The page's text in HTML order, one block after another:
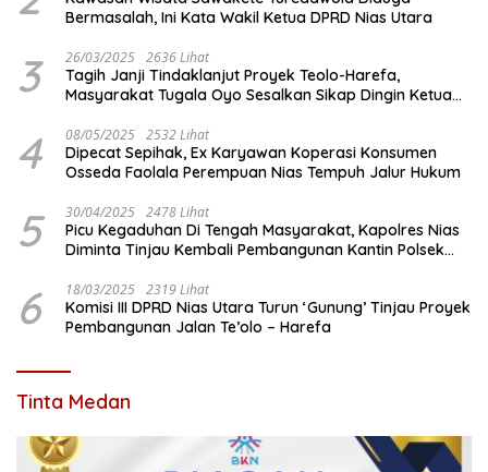
Bermasalah, Ini Kata Wakil Ketua DPRD Nias Utara
3 26/03/2025 2636 Lihat
Tagih Janji Tindaklanjut Proyek Teolo-Harefa,
Masyarakat Tugala Oyo Sesalkan Sikap Dingin Ketua
4 08/05/2025 2532 Lihat
Dipecat Sepihak, Ex Karyawan Koperasi Konsumen
Osseda Faolala Perempuan Nias Tempuh Jalur Hukum
5 30/04/2025 2478 Lihat
Picu Kegaduhan Di Tengah Masyarakat, Kapolres Nias
Diminta Tinjau Kembali Pembangunan Kantin Polsek
6 18/03/2025 2319 Lihat
Komisi III DPRD Nias Utara Turun ‘Gunung’ Tinjau Proyek
Pembangunan Jalan Te’olo – Harefa
Tinta Medan